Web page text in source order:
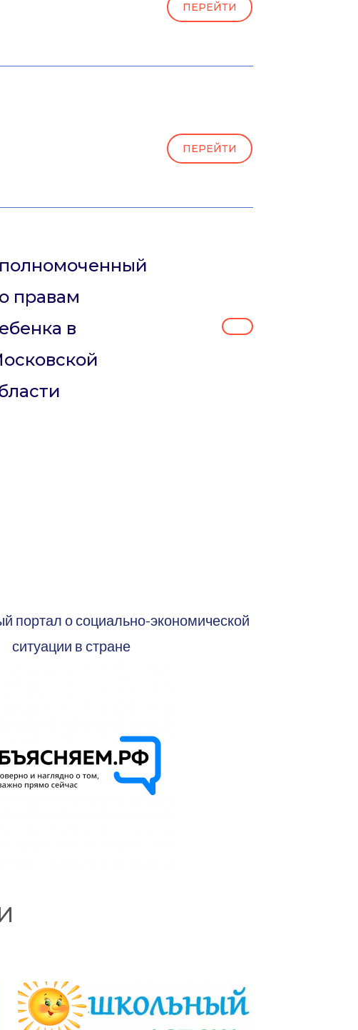
ПЕРЕЙТИ
ПЕРЕЙТИ
правам
в
портал о социально-экономической
ситуации в стране